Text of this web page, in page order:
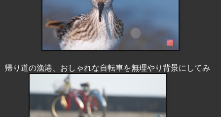
帰り道の漁港、おしゃれな自転車を無理やり背景にしてみ